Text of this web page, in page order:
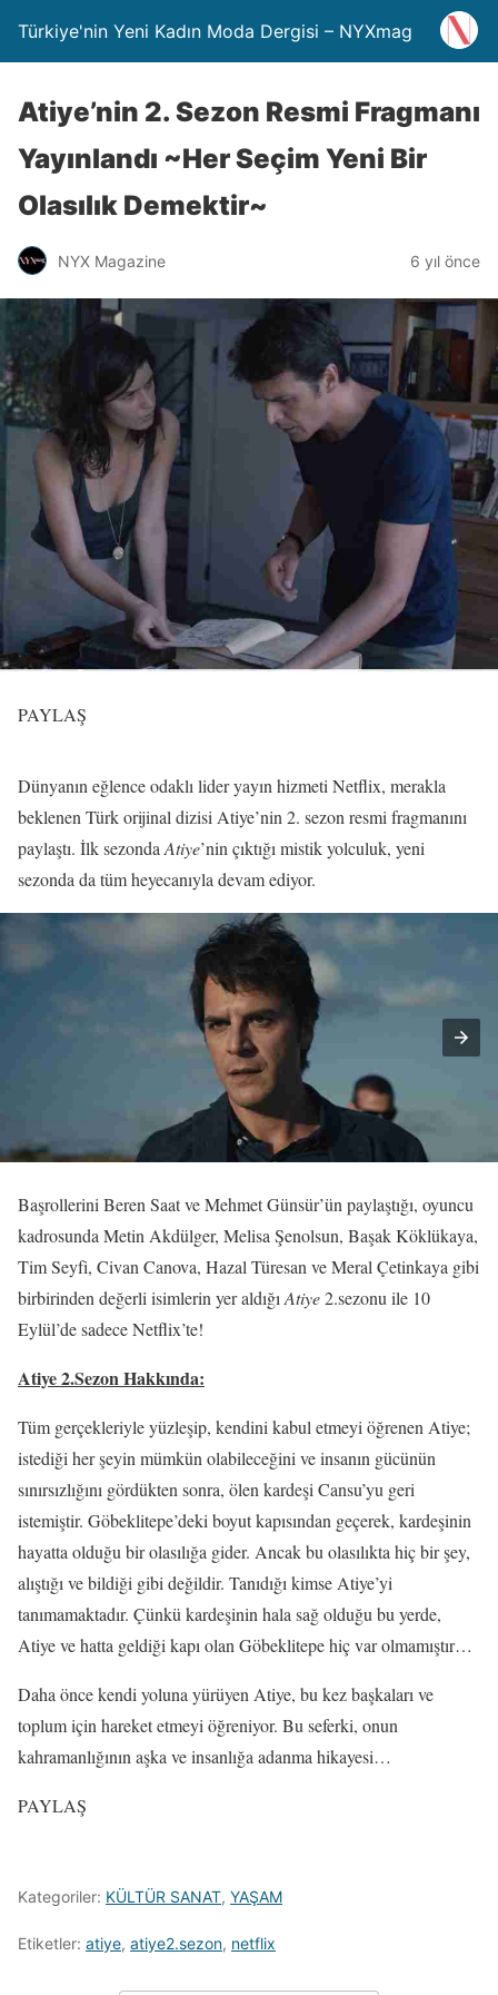
Türkiye'nin Yeni Kadın Moda Dergisi – NYXmag
Atiye’nin 2. Sezon Resmi Fragmanı
Yayınlandı ~Her Seçim Yeni Bir
Olasılık Demektir~
NYX Magazine 6 yıl önce
PAYLAŞ
Dünyanın eğlence odaklı lider yayın hizmeti Netflix, merakla
beklenen Türk orijinal dizisi Atiye’nin 2. sezon resmi fragmanını
paylaştı. İlk sezonda Atiye’nin çıktığı mistik yolculuk, yeni
sezonda da tüm heyecanıyla devam ediyor.
Başrollerini Beren Saat ve Mehmet Günsür’ün paylaştığı, oyuncu
kadrosunda Metin Akdülger, Melisa Şenolsun, Başak Köklükaya,
Tim Seyfi, Civan Canova, Hazal Türesan ve Meral Çetinkaya gibi
birbirinden değerli isimlerin yer aldığı Atiye2.sezonu ile 10
Eylül’de sadece Netflix’te!
Atiye 2.Sezon Hakkında:
Tüm gerçekleriyle yüzleşip, kendini kabul etmeyi öğrenen Atiye;
istediği her şeyin mümkün olabileceğini ve insanın gücünün
sınırsızlığını gördükten sonra, ölen kardeşi Cansu’yu geri
istemiştir. Göbeklitepe’deki boyut kapısından geçerek, kardeşinin
hayatta olduğu bir olasılığa gider. Ancak bu olasılıkta hiç bir şey,
alıştığı ve bildiği gibi değildir. Tanıdığı kimse Atiye’yi
tanımamaktadır. Çünkü kardeşinin hala sağ olduğu bu yerde,
Atiye ve hatta geldiği kapı olan Göbeklitepe hiç var olmamıştır…
Daha önce kendi yoluna yürüyen Atiye, bu kez başkaları ve
toplum için hareket etmeyi öğreniyor. Bu seferki, onun
kahramanlığının aşka ve insanlığa adanma hikayesi…
PAYLAŞ
Kategoriler: KÜLTÜR SANAT, YAŞAM
Etiketler: atiye, atiye2.sezon, netflix